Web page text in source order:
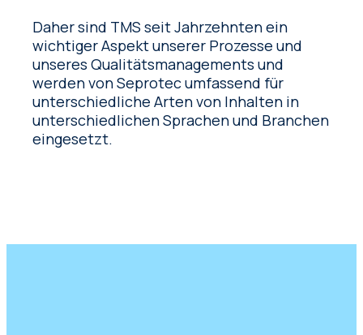
Daher sind TMS seit Jahrzehnten ein
wichtiger Aspekt unserer Prozesse und
unseres Qualitätsmanagements und
werden von Seprotec umfassend für
unterschiedliche Arten von Inhalten in
unterschiedlichen Sprachen und Branchen
eingesetzt.